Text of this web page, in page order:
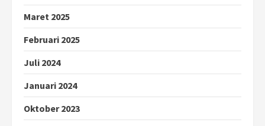
Maret 2025
Februari 2025
Juli 2024
Januari 2024
Oktober 2023